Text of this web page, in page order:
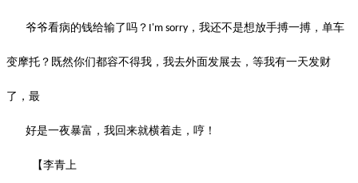
爷爷看病的钱给输了吗？ I'm sorry ，我还不是想放手搏一搏，单车
变摩托？既然你们都容不得我，我去外面发展去，等我有一天发财
了，最
好是一夜暴富，我回来就横着走，哼！
【李青上